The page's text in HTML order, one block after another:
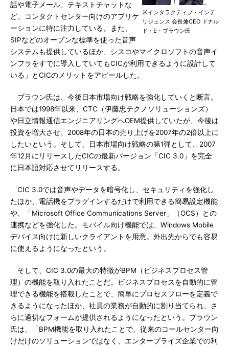
米インタラクティブ・インテ
リジェンス 会長兼CEO ドナル
ド・E・ブラウン氏
話や電子メール、テキストチャットな
ど、コンタクトセンター向けのアプリケ
ーションに特に注力している。また、
SIPなどのオープンな標準を使った音声
システムも提供しているほか、シスコやマイクロソフトの音声イ
ンフラをすでに導入していてもCICが利用できるように設計して
いる」とCICのメリットをアピールした。
ブラウン氏は、今後日本市場向け戦略を強化していくと断言。
日本では1998年以来、CTC（伊藤忠テクノソリューションズ）
や日立情報通信エンジニアリングへOEM提供していたが、今後は
投資を増大させ、2008年の日本の売り上げを2007年の2倍以上に
したいという。そして、日本市場向け戦略の第1弾として、2007
年12月にリリースしたCICの最新バージョン「CIC 3.0」を完全
に日本語対応させてリリースする。
CIC 3.0では音声やデータを暗号化し、セキュリティを強化し
たほか、電話機をプラグインするだけで利用できる簡易設定機能
や、「Microsoft Office Communications Server」（OCS）との
連携などを強化した。モバイル向け機能では、Windows Mobile
デバイス向けに新しいクライアントを用意。外出先からでも容易
に使えるようになったという。
そして、CIC 3.0の最大の特徴がBPM（ビジネスプロセス管
理）の機能を取り入れたことだ。ビジネスプロセスを自動的に管
理できる機能を搭載したことで、簡単にプロセスフローを定義で
きるようになったほか、社員の業務が自動的に割り当てられ、さ
らに適切なフォームが提供されるようになったという。ブラウン
氏は、「BPM機能を取り入れたことで、従来のコールセンター向
けだけのソリューションではなく、エンタープライズ企業での利